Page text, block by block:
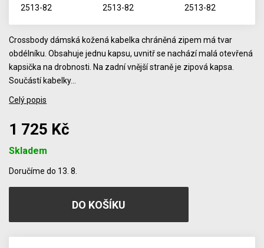
Crossbody dámská kožená kabelka chráněná zipem má tvar
obdélníku. Obsahuje jednu kapsu, uvnitř se nachází malá otevřená
kapsička na drobnosti. Na zadní vnější straně je zipová kapsa.
Součástí kabelky…
Celý popis
1 725 Kč
Skladem
Doručíme do 13. 8.